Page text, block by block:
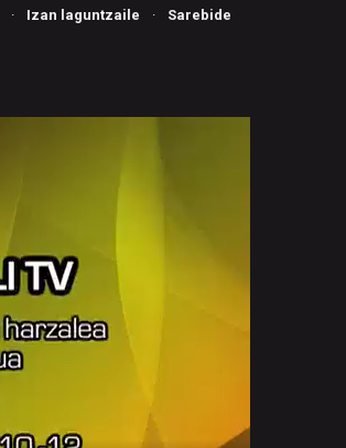
· Izan laguntzaile · Sarebide